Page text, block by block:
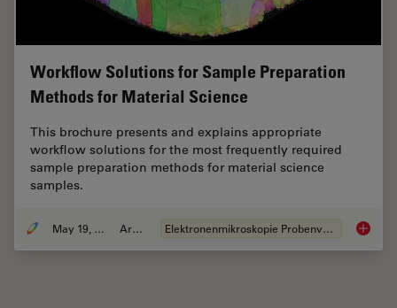
Workflow Solutions for Sample Preparation
Methods for Material Science
This brochure presents and explains appropriate
workflow solutions for the most frequently required
sample preparation methods for material science
samples.
May 19, 2024 Artikel Elektronenmikroskopie Probenvorbereitung